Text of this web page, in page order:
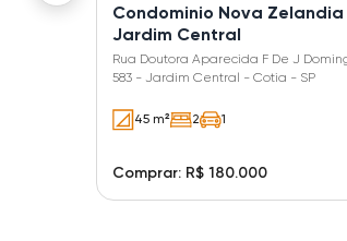
Condominio Nova Zelandia
Jardim Central
Rua Doutora Aparecida F De J
583 - Jardim Central - Cotia - SP
45 m² 2 1
Comprar: R$ 180.000